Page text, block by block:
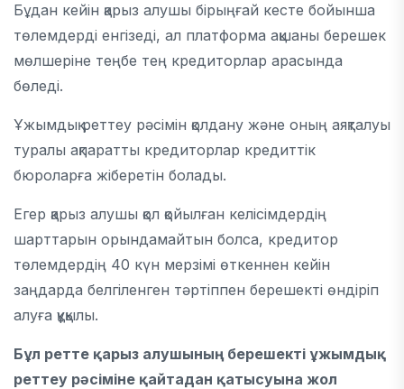
Бұдан кейін қарыз алушы бірыңғай кесте бойынша
төлемдерді енгізеді, ал платформа ақшаны берешек
мөлшеріне теңбе тең кредиторлар арасында
бөледі.
Ұжымдық реттеу рәсімін қолдану және оның аяқталуы
туралы ақпаратты кредиторлар кредиттік
бюроларға жіберетін болады.
Егер қарыз алушы қол қойылған келiсiмдердiң
шарттарын орындамайтын болса, кредитор
төлемдердiң 40 күн мерзiмi өткеннен кейiн
заңдарда белгiленген тәртiппен берешектi өндiрiп
алуға құқылы.
Бұл ретте қарыз алушының берешекті ұжымдық
реттеу рәсіміне қайтадан қатысуына жол